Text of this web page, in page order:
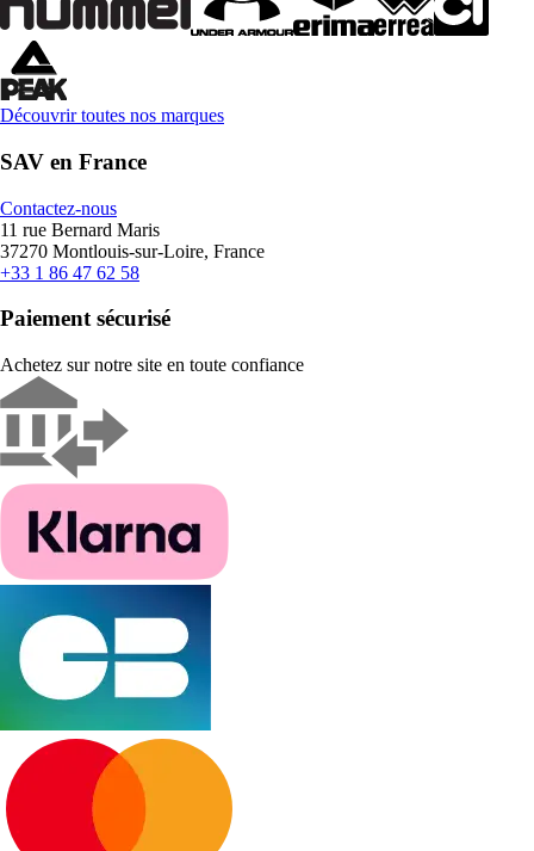
Découvrir toutes nos marques
SAV en France
Contactez-nous
11 rue Bernard Maris
37270 Montlouis-sur-Loire, France
+33 1 86 47 62 58
Paiement sécurisé
Achetez sur notre site en toute confiance